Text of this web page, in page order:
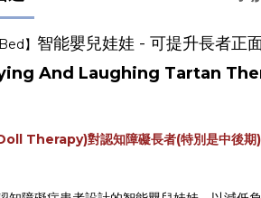
】 智能嬰兒娃娃 - 可提升長者正
And Laughing Tartan
Therapy)對認知障礙長者(特別是中後期